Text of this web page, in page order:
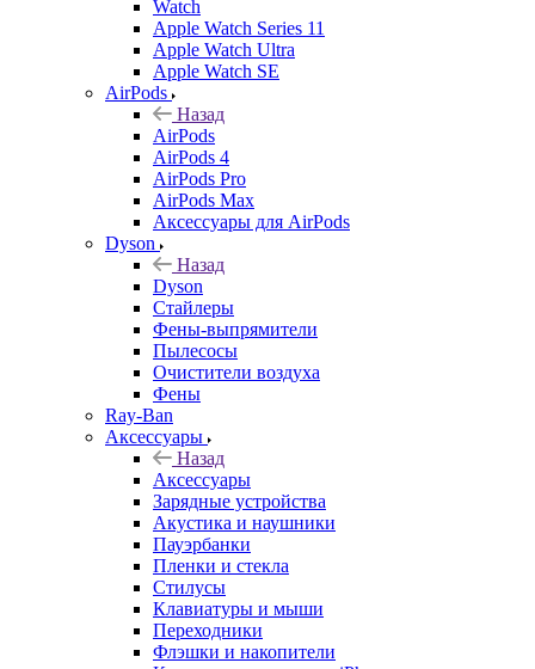
Watch
Apple Watch Series 11
Apple Watch Ultra
Apple Watch SE
AirPods
Назад
AirPods
AirPods 4
AirPods Pro
AirPods Max
Аксессуары для AirPods
Dyson
Назад
Dyson
Стайлеры
Фены-выпрямители
Пылесосы
Очистители воздуха
Фены
Ray-Ban
Аксессуары
Назад
Аксессуары
Зарядные устройства
Акустика и наушники
Пауэрбанки
Пленки и стекла
Стилусы
Клавиатуры и мыши
Переходники
Флэшки и накопители